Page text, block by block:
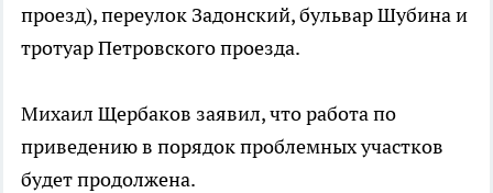
проезд), переулок Задонский, бульвар Шубина и
тротуар Петровского проезда.
Михаил Щербаков заявил, что работа по
приведению в порядок проблемных участков
будет продолжена.